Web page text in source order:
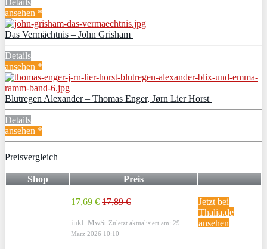
ansehen *
Das Vermächtnis – John Grisham
Details
ansehen *
Blutregen Alexander – Thomas Enger, Jørn Lier Horst
Details
ansehen *
Preisvergleich
Shop Preis
17,69 € 17,89 €
inkl. MwSt. Zuletzt aktualisiert am: 29.
März 2026 10:10
Jetzt bei
Thalia.de
ansehen